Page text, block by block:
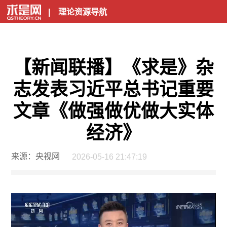
| 理论资源导航
【新闻联播】《求是》杂
志发表习近平总书记重要
文章《做强做优做大实体
经济》
来源：央视网 2026-05-16 21:47:19